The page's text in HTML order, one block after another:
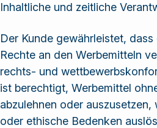
Inhaltliche und zeitliche
Der Kunde gewährleistet,
Rechte an den Werbemitteln
rechts- und
ist berechtigt, Werbemittel
abzulehnen oder
oder ethische Bedenken